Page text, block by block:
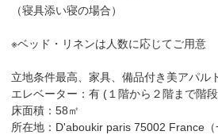
（寝具添い寝の場合）
※ベッド・リネンは人数に応じてご用意
立地条件最高、家具、備品付き美アパル
エレベーター：有 (１階から２階まで階
床面積：58㎡
所在地：D'aboukir paris 75002 France（